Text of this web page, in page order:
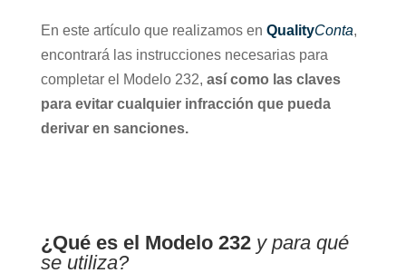
En este artículo que realizamos en QualityConta,
encontrará las instrucciones necesarias para
completar el Modelo 232, así como las claves
para evitar cualquier infracción que pueda
derivar en sanciones.
¿Qué es el Modelo 232 y para qué
se utiliza?